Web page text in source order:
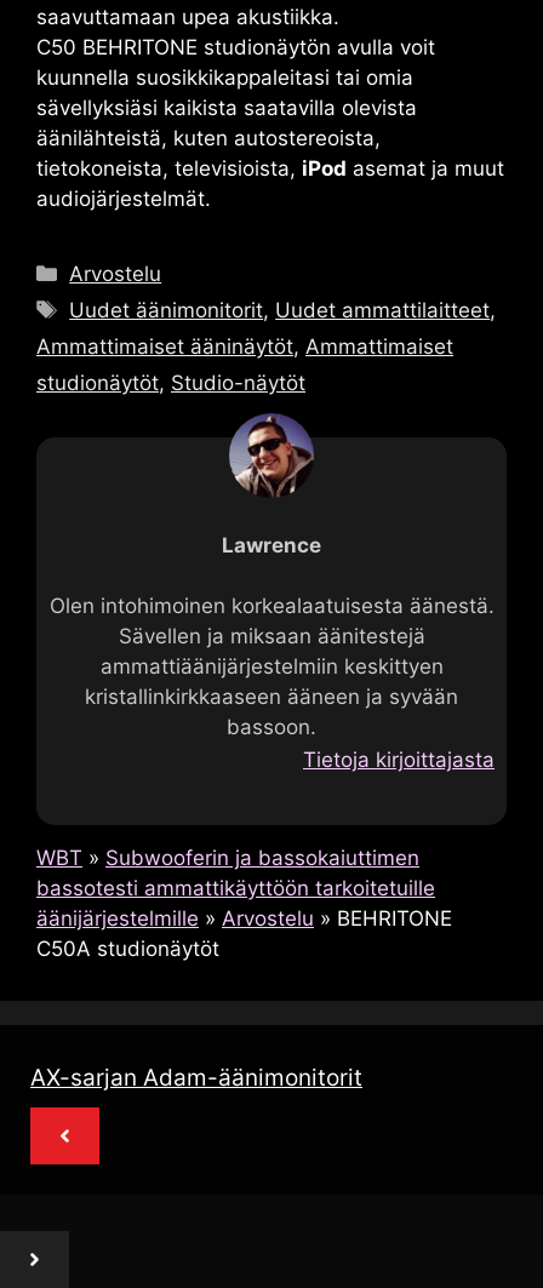
saavuttamaan upea akustiikka.
C50 BEHRITONE studionäytön avulla voit
kuunnella suosikkikappaleitasi tai omia
sävellyksiäsi kaikista saatavilla olevista
äänilähteistä, kuten autostereoista,
tietokoneista, televisioista, iPod asemat ja muut
audiojärjestelmät.
Luokat
Arvostelu
Tunnisteet
Uudet äänimonitorit, Uudet ammattilaitteet,
Ammattimaiset ääninäytöt, Ammattimaiset
studionäytöt, Studio-näytöt
Lawrence
Olen intohimoinen korkealaatuisesta äänestä.
Sävellen ja miksaan äänitestejä
ammattiäänijärjestelmiin keskittyen
kristallinkirkkaaseen ääneen ja syvään
bassoon.
Tietoja kirjoittajasta
WBT » Subwooferin ja bassokaiuttimen
bassotesti ammattikäyttöön tarkoitetuille
äänijärjestelmille » Arvostelu » BEHRITONE
C50A studionäytöt
AX-sarjan Adam-äänimonitorit